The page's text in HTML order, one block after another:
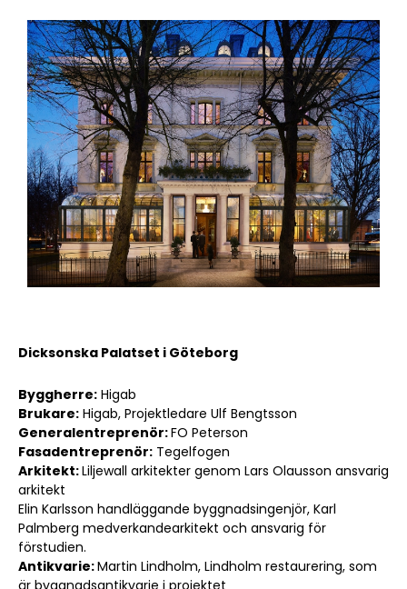
Dicksonska Palatset i Göteborg
Byggherre: Higab
Brukare: Higab, Projektledare Ulf Bengtsson
Generalentreprenör:FO Peterson
Fasadentreprenör: Tegelfogen
Arkitekt:Liljewall arkitekter genom Lars Olausson ansvarig
arkitekt
Elin Karlsson handläggande byggnadsingenjör, Karl
Palmberg medverkandearkitekt och ansvarig för
förstudien.
Antikvarie:Martin Lindholm, Lindholm restaurering, som